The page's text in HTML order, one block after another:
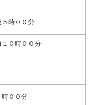
時００分
０時００分
００分